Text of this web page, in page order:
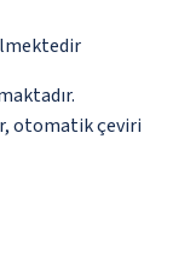
otomatik çeviri